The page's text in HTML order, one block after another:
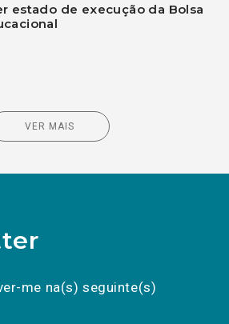
estado de execução da Bolsa
VER MAIS
me na(s) seguinte(s)